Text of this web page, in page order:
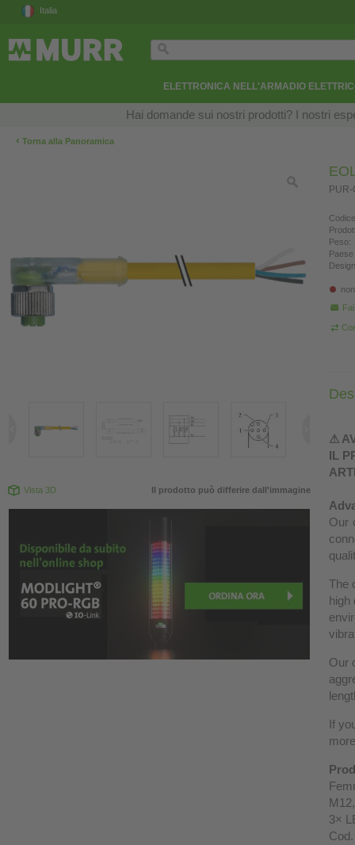
Italia
ELETTRONICA NELL'ARMADIO
Hai domande sui nostri prodotti? I nostri
‹ Torna alla Panoramica
Vista 3D Il prodotto può differire dall'immagine
Peso:
⚠
IL
Our
The
high
Our
If
3×